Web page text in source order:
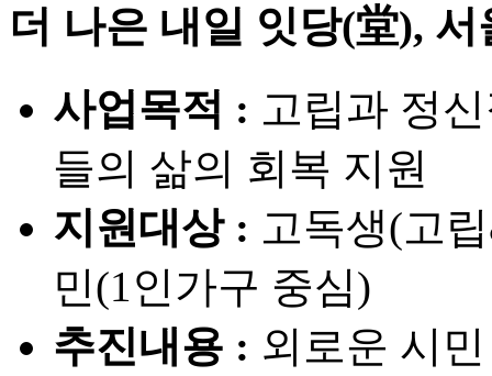
더 나은 내일 잇당(堂),
사업목적 : 고립과 정
들의 삶의 회복 지원
지원대상 : 고독생(고
민(1인가구 중심)
추진내용 : 외로운 시